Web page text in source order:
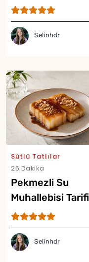
Selinhdr
Sütlü Tatlılar
25 Dakika
Pekmezli Su
Muhallebisi Tarifi
Selinhdr